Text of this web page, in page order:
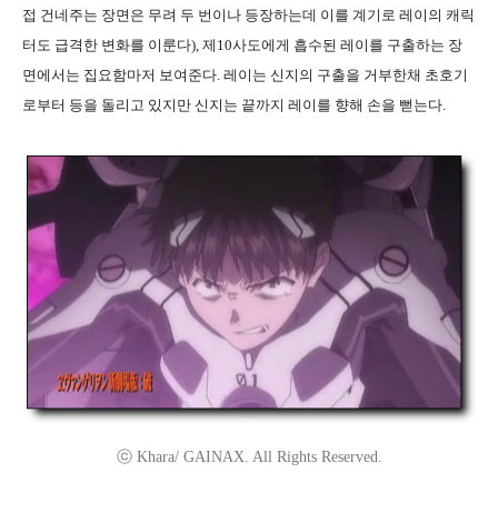
접 건네주는 장면은 무려 두 번이나 등장하는데 이를 계기로 레이의 캐릭
터도 급격한 변화를 이룬다), 제10사도에게 흡수된 레이를 구출하는 장
면에서는 집요함마저 보여준다. 레이는 신지의 구출을 거부한채 초호기
로부터 등을 돌리고 있지만 신지는 끝까지 레이를 향해 손을 뻗는다.
ⓒ Khara/ GAINAX. All Rights Reserved.